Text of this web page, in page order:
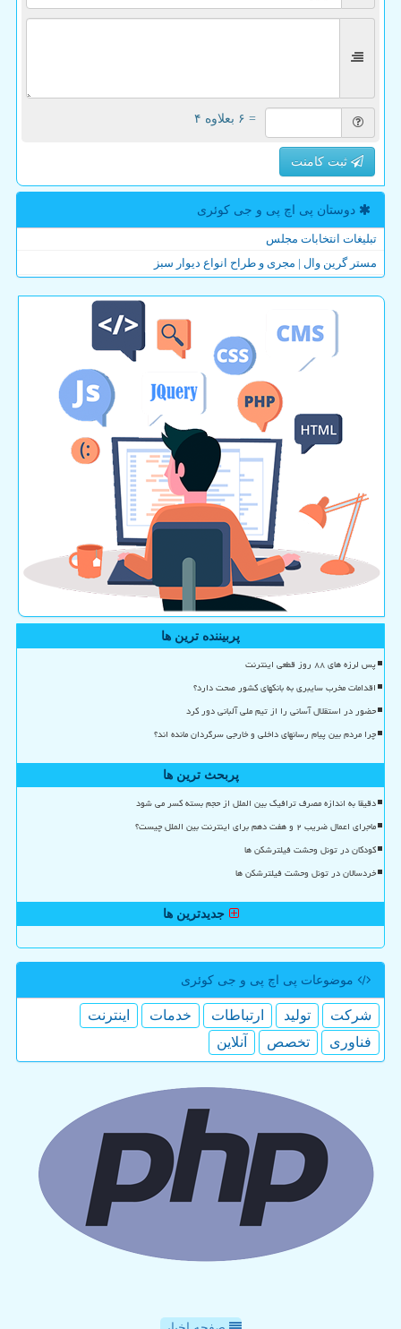
= ۶ بعلاوه ۴
ثبت کامنت
دوستان پی اچ پی و جی كوئری
تبلیغات انتخابات مجلس
مستر گرین وال | مجری و طراح انواع دیوار سبز
پربیننده ترین ها
پس لرزه های ۸۸ روز قطعی اینترنت
اقدامات مخرب سایبری به بانکهای کشور صحت دارد؟
حضور در استقلال آسانی را از تیم ملی آلبانی دور کرد
چرا مردم بین پیام رسانهای داخلی و خارجی سرگردان مانده اند؟
پربحث ترین ها
دقیقا به اندازه مصرف ترافیک بین الملل از حجم بسته کسر می شود
ماجرای اعمال ضریب ۲ و هفت دهم برای اینترنت بین الملل چیست؟
کودکان در تونل وحشت فیلترشکن ها
خردسالان در تونل وحشت فیلترشکن ها
جدیدترین ها
موضوعات پی اچ پی و جی كوئری
شركت تولید ارتباطات خدمات
اینترنت
فناوری
تخصص آنلاین